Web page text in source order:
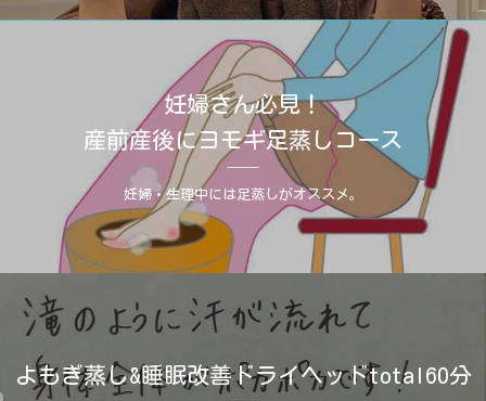
妊婦さん必見！
産前産後にヨモギ足蒸しコース
妊婦・生理中には足蒸しがオススメ。
よもぎ蒸し&睡眠改善ドライヘッドtotal60分